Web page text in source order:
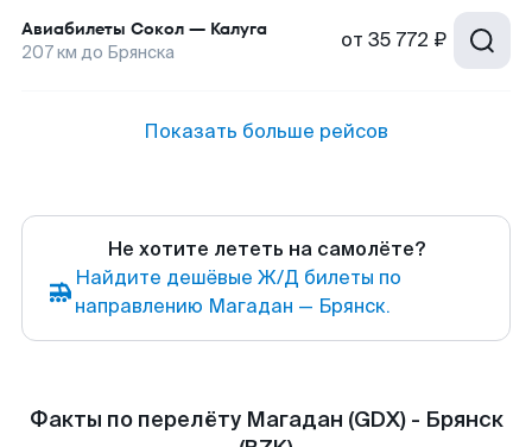
Авиабилеты Сокол — Калуга
207км до Брянска от 35 772 ₽
Показать больше рейсов
Не хотите лететь на самолёте?
Найдите дешёвые Ж/Д билеты по
направлению Магадан — Брянск.
Факты по перелёту Магадан (GDX) - Брянск